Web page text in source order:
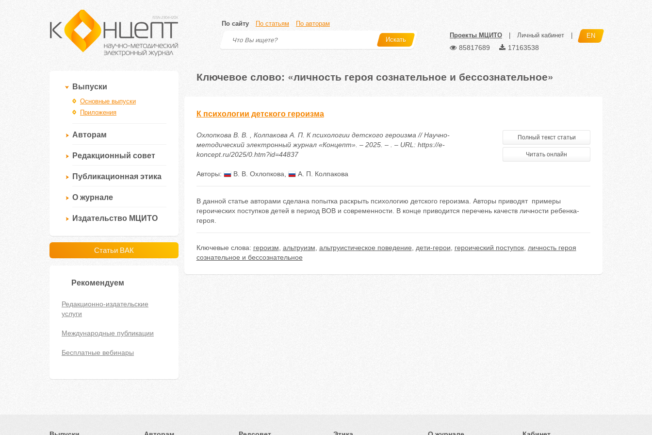
По сайту По статьям По авторам
Искать
Проекты МЦИТО Личный кабинет EN
85817689 17163538
Выпуски
Основные выпуски
Приложения
Авторам
Редакционный совет
Публикационная этика
О журнале
Издательство МЦИТО
Статьи ВАК
Рекомендуем
Редакционно-издательские
услуги
Международные публикации
Бесплатные вебинары
Ключевое слово: «личность героя сознательное и бессознательное»
К психологии детского героизма
Охлопкова В. В. , Колпакова А. П. К психологии детского героизма // Научно-
методический электронный журнал «Концепт». – 2025. – . – URL: https://e-
koncept.ru/2025/0.htm?id=44837
Полный текст статьи
Читать онлайн
Авторы: В. В. Охлопкова А. П. Колпакова
В данной статье авторами сделана попытка раскрыть психологию детского героизма. Авторы приводят примеры
героических поступков детей в период ВОВ и современности. В конце приводится перечень качеств личности ребенка-
героя.
Ключевые слова: героизм альтруизм альтруистическое поведение дети-герои героический поступок, личность героя
сознательное и бессознательное